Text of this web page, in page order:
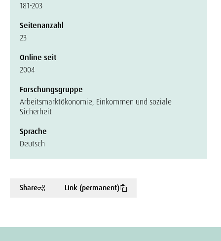
181-203
Seitenanzahl
23
Online seit
2004
Forschungsgruppe
Arbeitsmarktökonomie, Einkommen und soziale
Sicherheit
Sprache
Deutsch
Share Link (permanent)